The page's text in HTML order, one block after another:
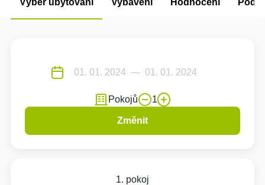
Pokojů 1
Změnit
1. pokoj